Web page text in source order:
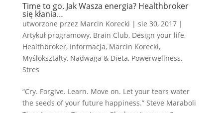
Time to go. Jak Wasza energia? Healthbroker
się kłania…
utworzone przez Marcin Korecki | sie 30, 2017|
Artykuł programowy, Brain Club, Design your life,
Healthbroker, Informacja, Marcin Korecki,
Myślokształty, Nadwaga & Dieta, Powerwellness,
Stres
“Cry. Forgive. Learn. Move on. Let your tears water
the seeds of your future happiness.” Steve Maraboli